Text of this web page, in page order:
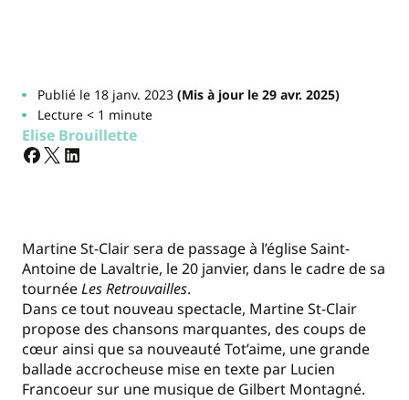
Publié le 18 janv. 2023(Mis à jour le 29 avr. 2025)
Lecture < 1 minute
Elise Brouillette
Martine St-Clair sera de passage à l’église Saint-
Antoine de Lavaltrie, le 20 janvier, dans le cadre de sa
tournéeLes Retrouvailles.
Dans ce tout nouveau spectacle, Martine St-Clair
propose des chansons marquantes, des coups de
cœur ainsi que sa nouveauté Tot’aime, une grande
ballade accrocheuse mise en texte par Lucien
Francoeur sur une musique de Gilbert Montagné.